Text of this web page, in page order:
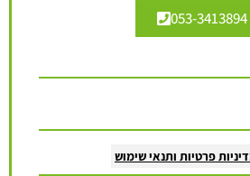
053-3413894
פרטיות ותנאי שימוש